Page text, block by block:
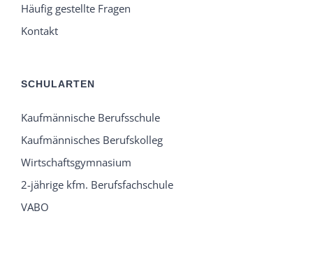
Häufig gestellte Fragen
Kontakt
SCHULARTEN
Kaufmännische Berufsschule
Kaufmännisches Berufskolleg
Wirtschaftsgymnasium
2-jährige kfm. Berufsfachschule
VABO